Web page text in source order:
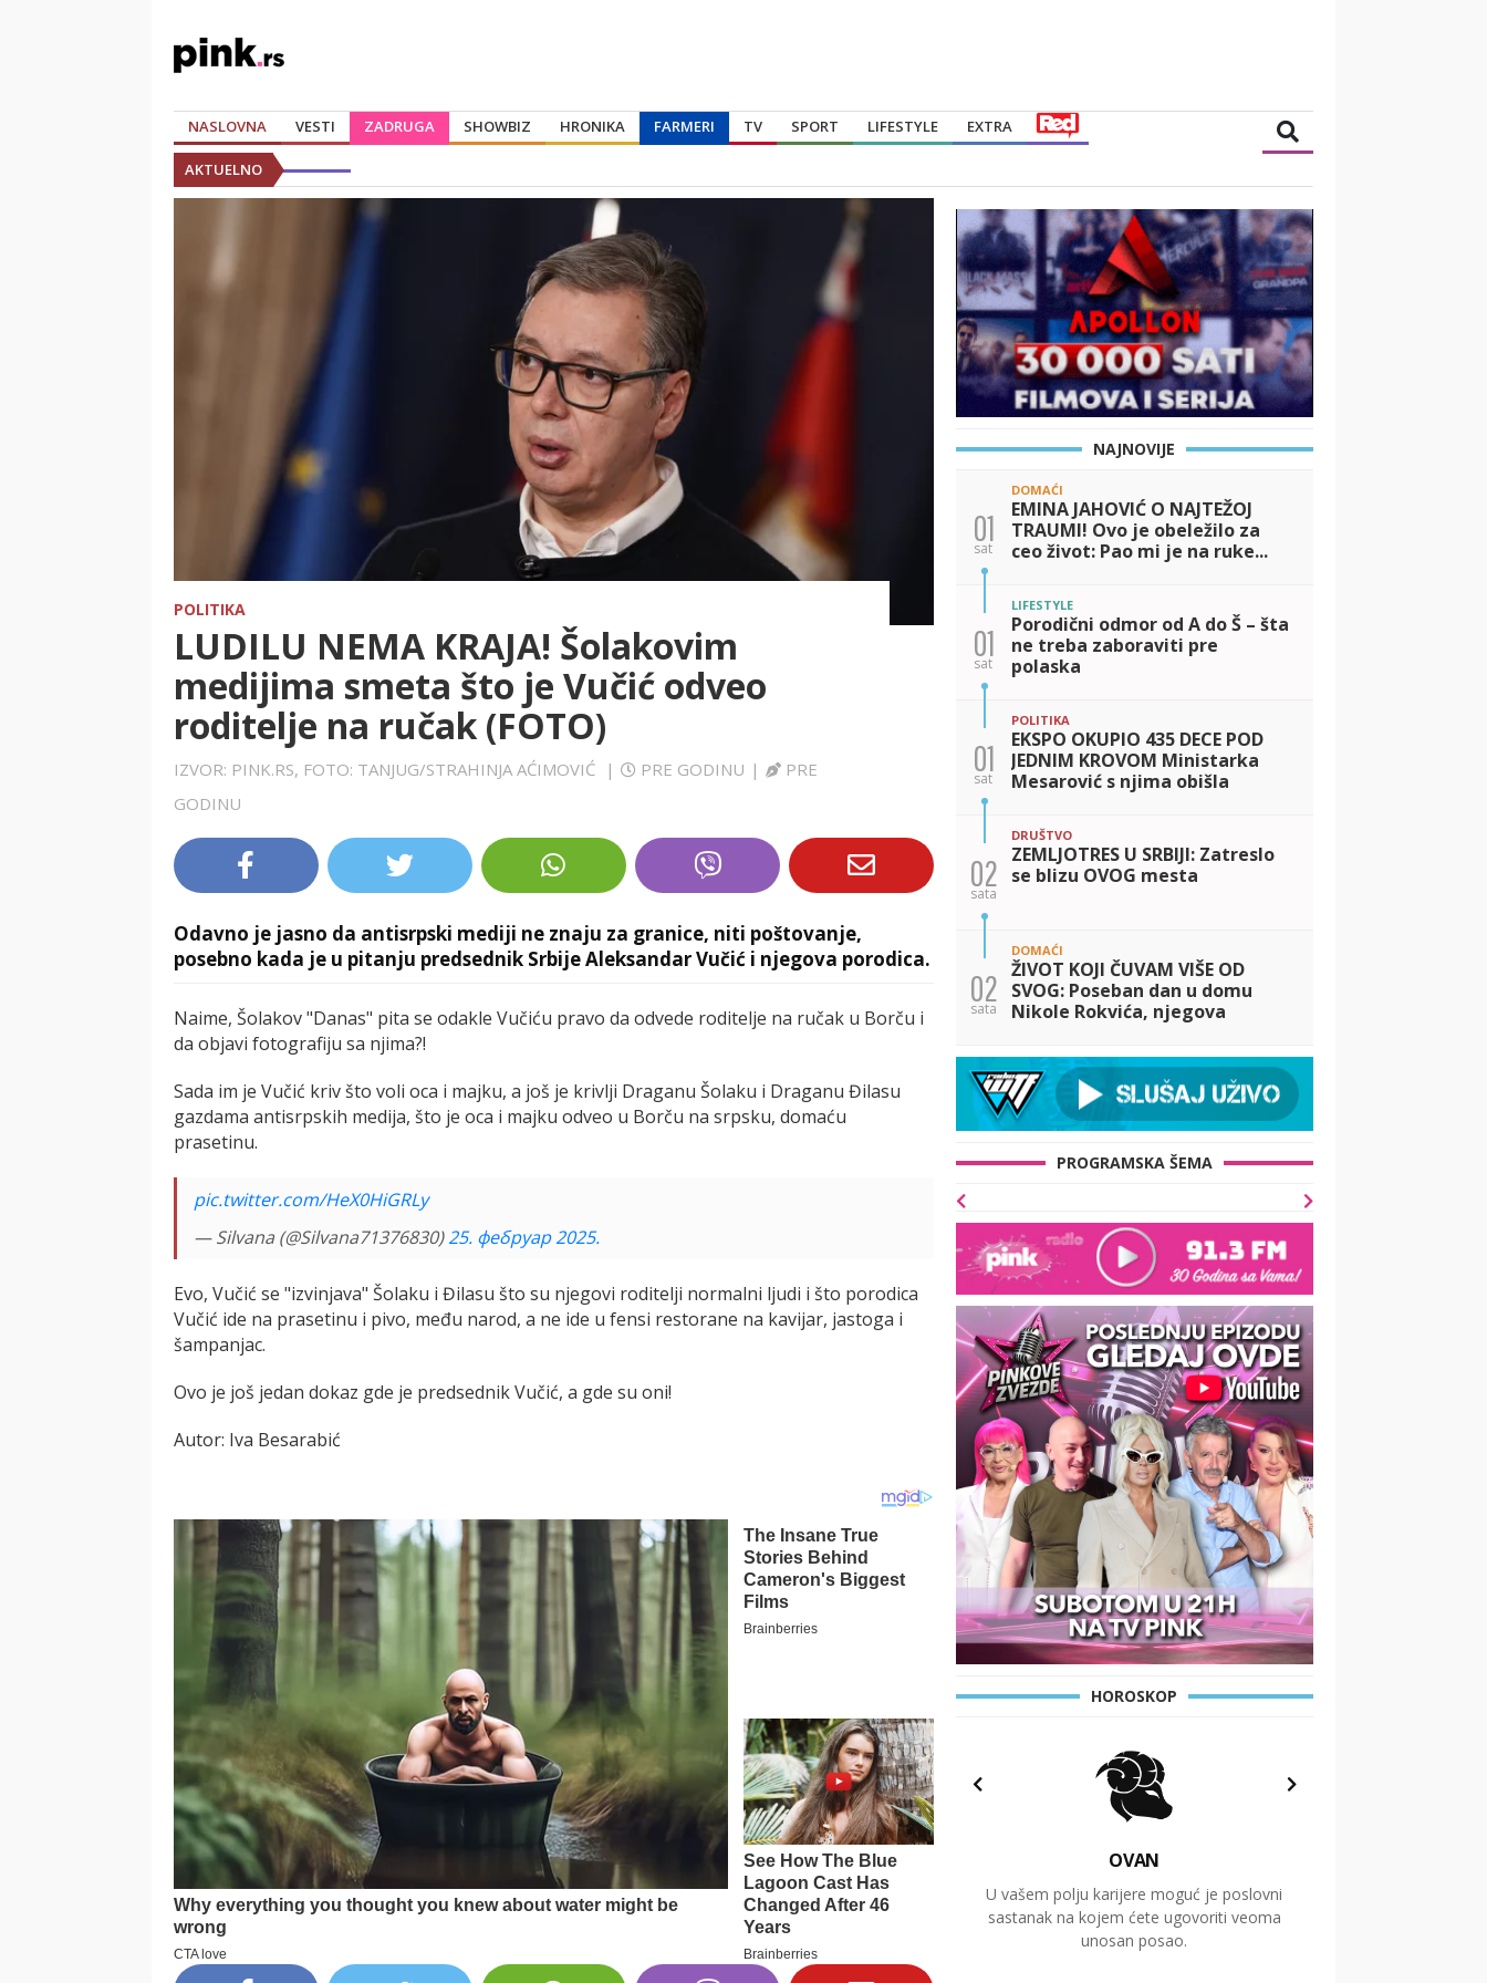
NASLOVNA VESTI ZADRUGA SHOWBIZ HRONIKA FARMERI TV SPORT LIFESTYLE EXTRA
AKTUELNO
POLITIKA
LUDILU NEMA KRAJA! Šolakovim
medijima smeta što je Vučić odveo
roditelje na ručak (FOTO)
IZVOR: PINK.RS, FOTO: TANJUG/STRAHINJA AĆIMOVIĆ | PRE GODINU |
PRE
GODINU
Odavno je jasno da antisrpski mediji ne znaju za granice, niti poštovanje,
posebno kada je u pitanju predsednik Srbije Aleksandar Vučić i njegova porodica.
Naime, Šolakov "Danas" pita se odakle Vučiću pravo da odvede roditelje na ručak u Borču i
da objavi fotografiju sa njima?!
Sada im je Vučić kriv što voli oca i majku, a još je krivlji Draganu Šolaku i Draganu Đilasu
gazdama antisrpskih medija, što je oca i majku odveo u Borču na srpsku, domaću
prasetinu.
pic.twitter.com/HeX0HiGRLy
— Silvana (@Silvana71376830)25. фебруар 2025.
Evo, Vučić se "izvinjava" Šolaku i Đilasu što su njegovi roditelji normalni ljudi i što porodica
Vučić ide na prasetinu i pivo, među narod, a ne ide u fensi restorane na kavijar, jastoga i
šampanjac.
Ovo je još jedan dokaz gde je predsednik Vučić, a gde su oni!
Autor: Iva Besarabić
NAJNOVIJE
01
sat
DOMAĆI
EMINA JAHOVIĆ O NAJTEŽOJ
TRAUMI! Ovo je obeležilo za
ceo život: Pao mi je na ruke...
01
sat
LIFESTYLE
Porodični odmor od A do Š – šta
ne treba zaboraviti pre
polaska
01
sat
POLITIKA
EKSPO OKUPIO 435 DECE POD
JEDNIM KROVOM Ministarka
Mesarović s njima obišla
kapital
02
sata
DRUŠTVO
ZEMLJOTRES U SRBIJI: Zatreslo
se blizu OVOG mesta
02
sata
DOMAĆI
ŽIVOT KOJI ČUVAM VIŠE OD
SVOG: Poseban dan u domu
Nikole Rokvića, njegova
godina, emocije je savladale
PROGRAMSKA ŠEMA
HOROSKOP
OVAN
U vašem polju karijere moguć je poslovni
sastanak na kojem ćete ugovoriti veoma
unosan posao.